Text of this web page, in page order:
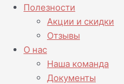
Полезности
Акции и скидки
Отзывы
О нас
Наша команда
Документы